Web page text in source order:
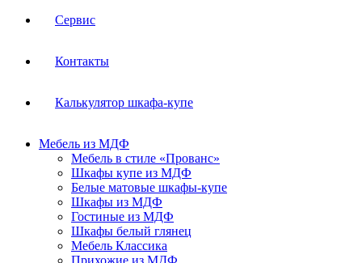
Сервис
Контакты
Калькулятор шкафа-купе
Мебель из МДФ
Мебель в стиле «Прованс»
Шкафы купе из МДФ
Белые матовые шкафы-купе
Шкафы из МДФ
Гостиные из МДФ
Шкафы белый глянец
Мебель Классика
Прихожие из МДФ